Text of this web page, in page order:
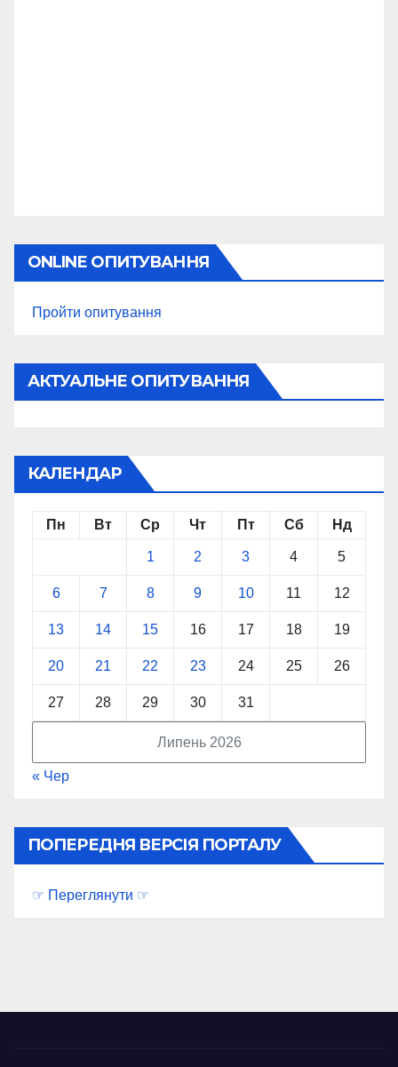
ONLINE ОПИТУВАННЯ
Пройти опитування
АКТУАЛЬНЕ ОПИТУВАННЯ
КАЛЕНДАР
Липень 2026
Пн Вт Ср Чт Пт Сб Нд
1 2 3 4 5
6 7 8 9 10 11 12
13 14 15 16 17 18 19
20 21 22 23 24 25 26
27 28 29 30 31
« Чер
ПОПЕРЕДНЯ ВЕРСІЯ ПОРТАЛУ
☞ Переглянути ☞